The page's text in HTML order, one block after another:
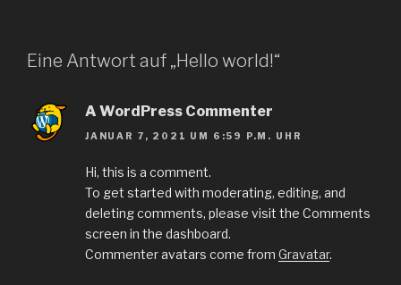
Eine Antwort auf „Hello world!“
A WordPress Commenter
JANUAR 7, 2021 UM 6:59 P.M. UHR
Hi, this is a comment.
To get started with moderating, editing, and
deleting comments, please visit the Comments
screen in the dashboard.
Commenter avatars come from Gravatar.